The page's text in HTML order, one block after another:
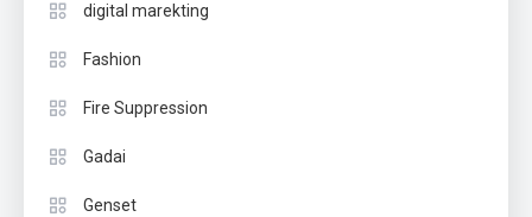
digital marekting
Fashion
Fire Suppression
Gadai
Genset